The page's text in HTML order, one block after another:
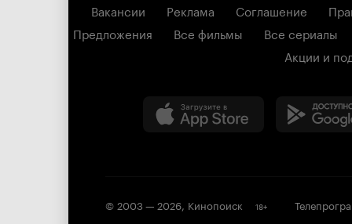
Вакансии Реклама Соглашение
Предложения
Все фильмы
Все сериалы
Акции и
© 2003 — 2026, Кинопоиск 18+